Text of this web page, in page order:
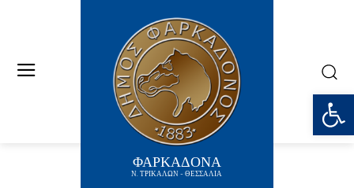
ΦΑΡΚΑΔΟΝΑ
Ν. ΤΡΙΚΑΛΩΝ - ΘΕΣΣΑΛΙΑ